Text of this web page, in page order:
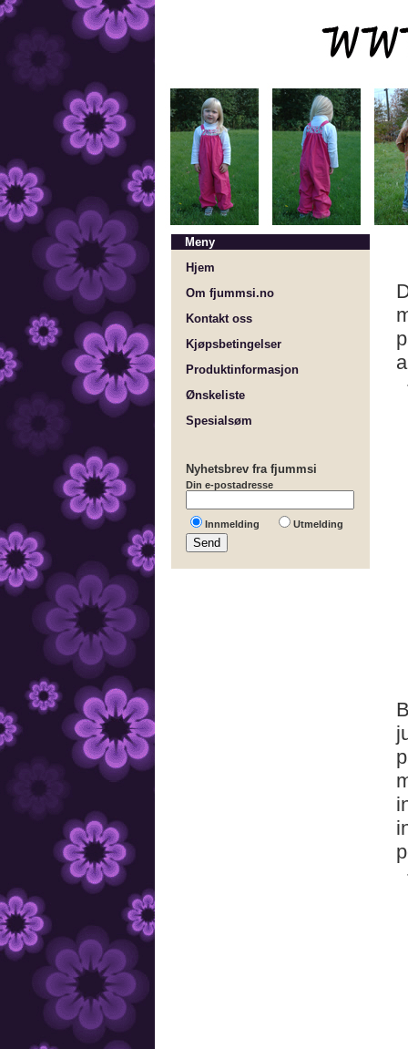
Meny
Hjem
Om fjummsi.no
Kontakt oss
Kjøpsbetingelser
Produktinformasjon
Ønskeliste
Spesialsøm
Nyhetsbrev fra fjummsi
Din e-postadresse
Innmelding Utmelding